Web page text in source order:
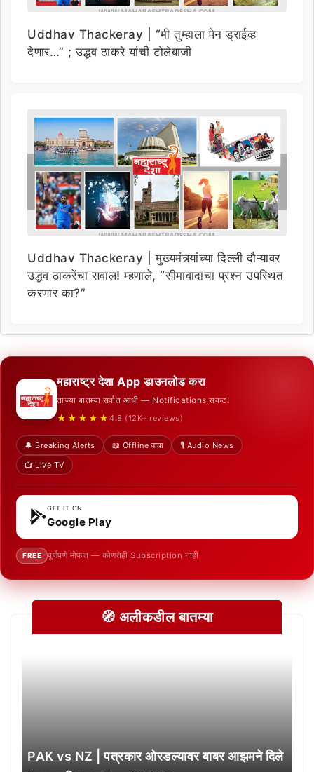
Uddhav Thackeray | “मी तुम्हाला पेन ड्राईव्ह
देणार…” ; उद्धव ठाकरे यांची टोलेबाजी
Uddhav Thackeray | मुख्यमंत्र्यांच्या दिल्ली दौऱ्यावर
उद्धव ठाकरेंचा सवाल! म्हणाले, “सीमावादाचा प्रश्न उपस्थित
करणार का?”
महाराष्ट्र देशा App डाउनलोड करा
ताज्या बातम्या सर्वात आधी — Notifications सकट!
★★★★★ 4.8 (12K+ reviews)
🔔 Breaking Alerts 📖 Offline वाचा
🎙️ Audio News
📺 Live TV
GET IT ON
Google Play
FREE पूर्णपणे मोफत — कोणतेही Subscription नाही
🧭 अलीकडील बातम्या
PAK vs NZ | पत्रकार ओरडल्यावर बाबर आझमने दिले